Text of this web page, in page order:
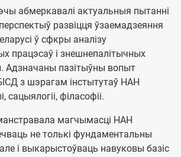
абмеркавалі актуальныя пытанні
развіцця ўзаемадзеяння
ў сфкры аналізу
працэсаў і знешнепалітычных
Адзначаны пазітыўны вопыт
з шэрагам інстытутаў НАН
сацыялогіі, філасофіі.
магчымасці НАН
не толькі фундаментальны
і выкарыстоўваць навуковы базіс